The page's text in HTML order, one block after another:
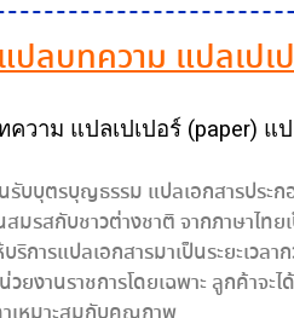
ปลบทความ แปลเปเ
ความ แปลเปเปอร์ (paper) แ
นรับบุตรบุญธรรม แปลเอกสารปร
มรสกับชาวต่างชาติ จากภาษาไท
ริการแปลเอกสารมาเป็นระยะเว
ยงานราชการโดยเฉพาะ ลูกค้าจ